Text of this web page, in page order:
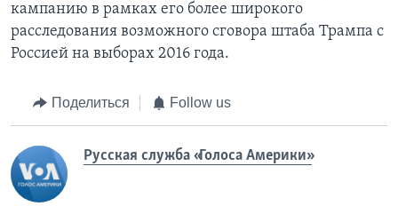
кампанию в рамках его более широкого
расследования возможного сговора штаба Трампа с
Россией на выборах 2016 года.
Поделиться Follow us
Русская служба «Голоса Америки»